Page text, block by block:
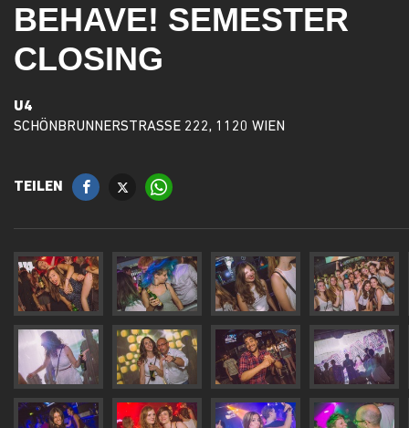
BEHAVE! SEMESTER
CLOSING
U4
SCHÖNBRUNNERSTRASSE 222, 1120 WIEN
TEILEN